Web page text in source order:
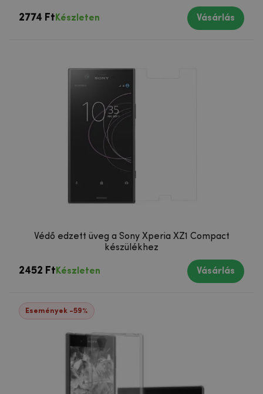
2774 Ft Készleten Vásárlás
Védő edzett üveg a Sony Xperia XZ1 Compact
készülékhez
2452 Ft Készleten Vásárlás
Események -59%